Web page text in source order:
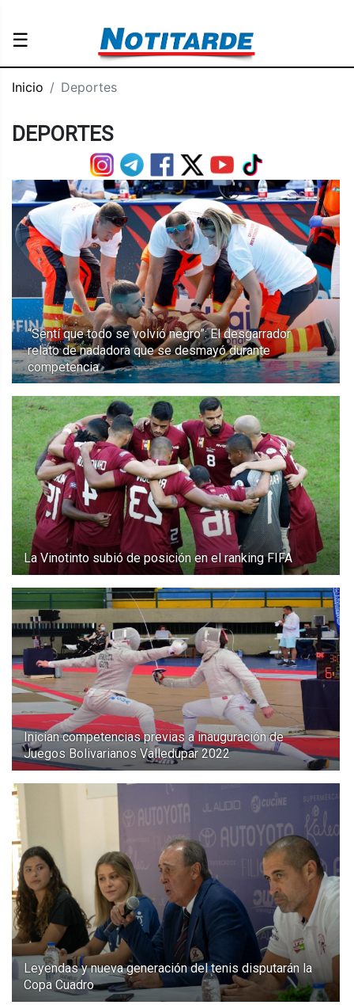
☰
Inicio Deportes
DEPORTES
“Sentí que todo se volvió negro”: El desgarrador
relato de nadadora que se desmayó durante
competencia
La Vinotinto subió de posición en el ranking FIFA
Inician competencias previas a inauguración de
Juegos Bolivarianos Valledupar 2022
Leyendas y nueva generación del tenis disputarán la
Copa Cuadro